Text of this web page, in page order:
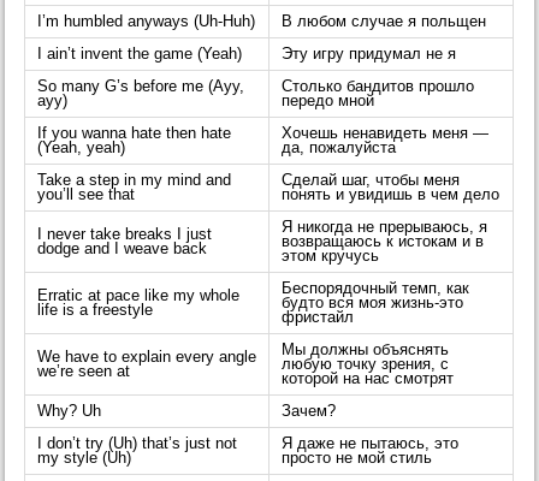
I’m humbled anyways (Uh-Huh)
В любом случае я польщен
I ain’t invent the game (Yeah)
Эту игру придумал не я
So many G’s before me (Ayy,
ayy)
Столько бандитов прошло
передо мной
If you wanna hate then hate
(Yeah, yeah)
Хочешь ненавидеть меня —
да, пожалуйста
Take a step in my mind and
you’ll see that
Сделай шаг, чтобы меня
понять и увидишь в чем дело
I never take breaks I just
dodge and I weave back
Я никогда не прерываюсь, я
возвращаюсь к истокам и в
этом кручусь
Erratic at pace like my whole
life is a freestyle
Беспорядочный темп, как
будто вся моя жизнь-это
фристайл
We have to explain every angle
we’re seen at
Мы должны объяснять
любую точку зрения, с
которой на нас смотрят
Why? Uh
Зачем?
I don’t try (Uh) that’s just not
my style (Uh)
Я даже не пытаюсь, это
просто не мой стиль